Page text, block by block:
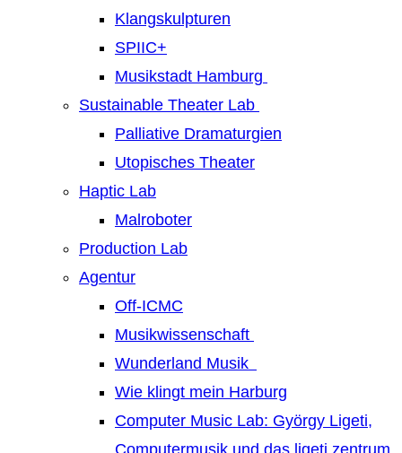
Klangskulpturen
SPIIC+
Musikstadt Hamburg
Sustainable Theater Lab
Palliative Dramaturgien
Utopisches Theater
Haptic Lab
Malroboter
Production Lab
Agentur
Off-ICMC
Musikwissenschaft
Wunderland Musik
Wie klingt mein Harburg
Computer Music Lab: György Ligeti,
Computermusik und das ligeti zentrum